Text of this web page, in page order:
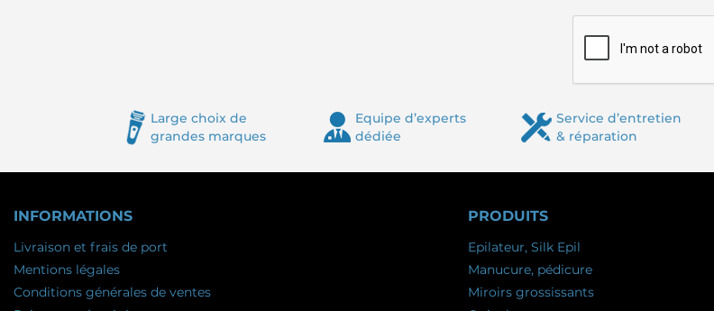
Large choix de
grandes marques
Equipe d’experts
dédiée
Service d’entretien
& réparation
INFORMATIONS
Livraison et frais de port
Mentions légales
Conditions générales de ventes
PRODUITS
Epilateur, Silk Epil
Manucure, pédicure
Miroirs grossissants